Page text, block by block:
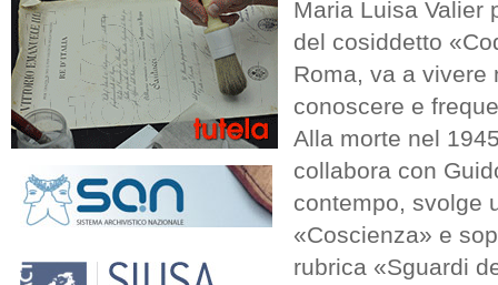
Maria Luisa Valier
del cosiddetto
Roma, va a vivere
conoscere e
Alla morte nel
collabora con
contempo, svolge
«Coscienza» e
rubrica «Sguardi